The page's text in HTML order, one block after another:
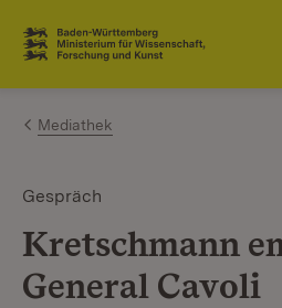
Zum Inhalt springen
Link zur Startseite
Mediathek
Gespräch
Kretschmann
General Cavoli